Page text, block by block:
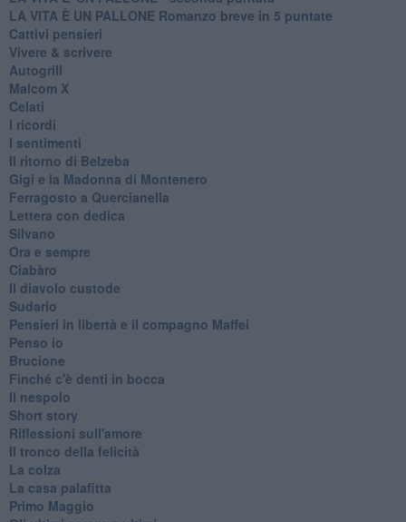
LA VITA È UN PALLONE Romanzo breve in 5 puntate
Cattivi pensieri
Vivere & scrivere
Autogrill
Malcom X
Celati
I ricordi
I sentimenti
Il ritorno di Belzeba
Gigi e la Madonna di Montenero
Ferragosto a Quercianella
Lettera con dedica
Silvano
Ora e sempre
Ciabàro
Il diavolo custode
Sudario
Pensieri in libertà e il compagno Maffei
Penso io
Brucione
Finché c'è denti in bocca
Il nespolo
Short story
Riflessioni sull'amore
Il tronco della felicità
La colza
La casa palafitta
Primo Maggio